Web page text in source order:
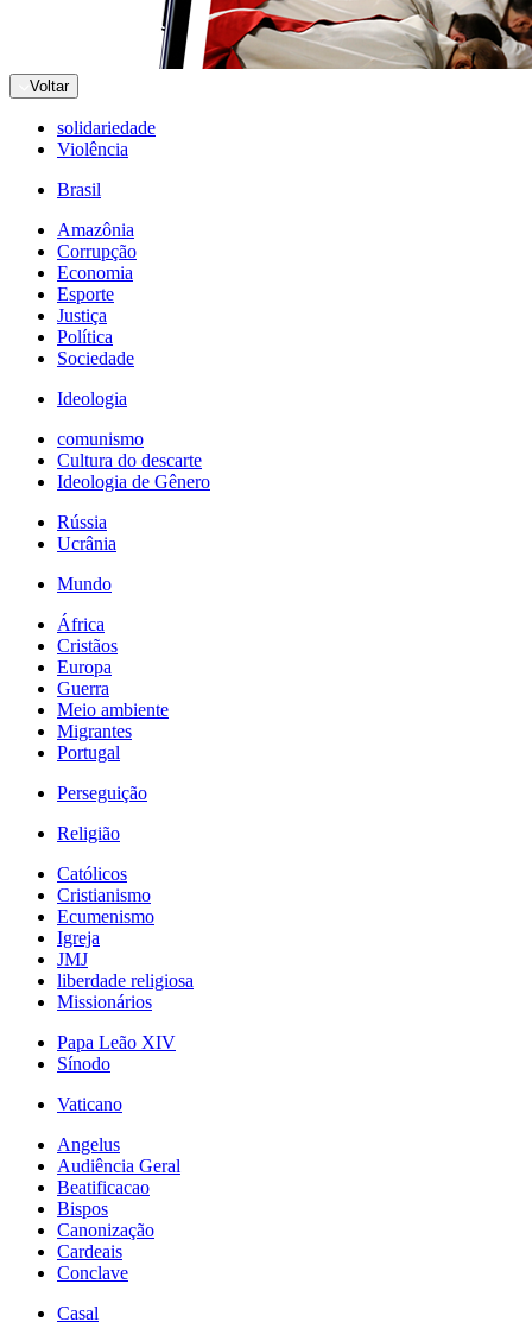
Voltar
solidariedade
Violência
Brasil
Amazônia
Corrupção
Economia
Esporte
Justiça
Política
Sociedade
Ideologia
comunismo
Cultura do descarte
Ideologia de Gênero
Rússia
Ucrânia
Mundo
África
Cristãos
Europa
Guerra
Meio ambiente
Migrantes
Portugal
Perseguição
Religião
Católicos
Cristianismo
Ecumenismo
Igreja
JMJ
liberdade religiosa
Missionários
Papa Leão XIV
Sínodo
Vaticano
Angelus
Audiência Geral
Beatificacao
Bispos
Canonização
Cardeais
Conclave
Casal